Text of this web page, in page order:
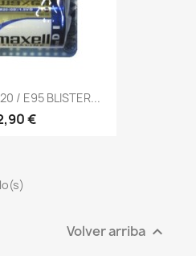
/ E95 BLISTER...
€
Volver arriba 